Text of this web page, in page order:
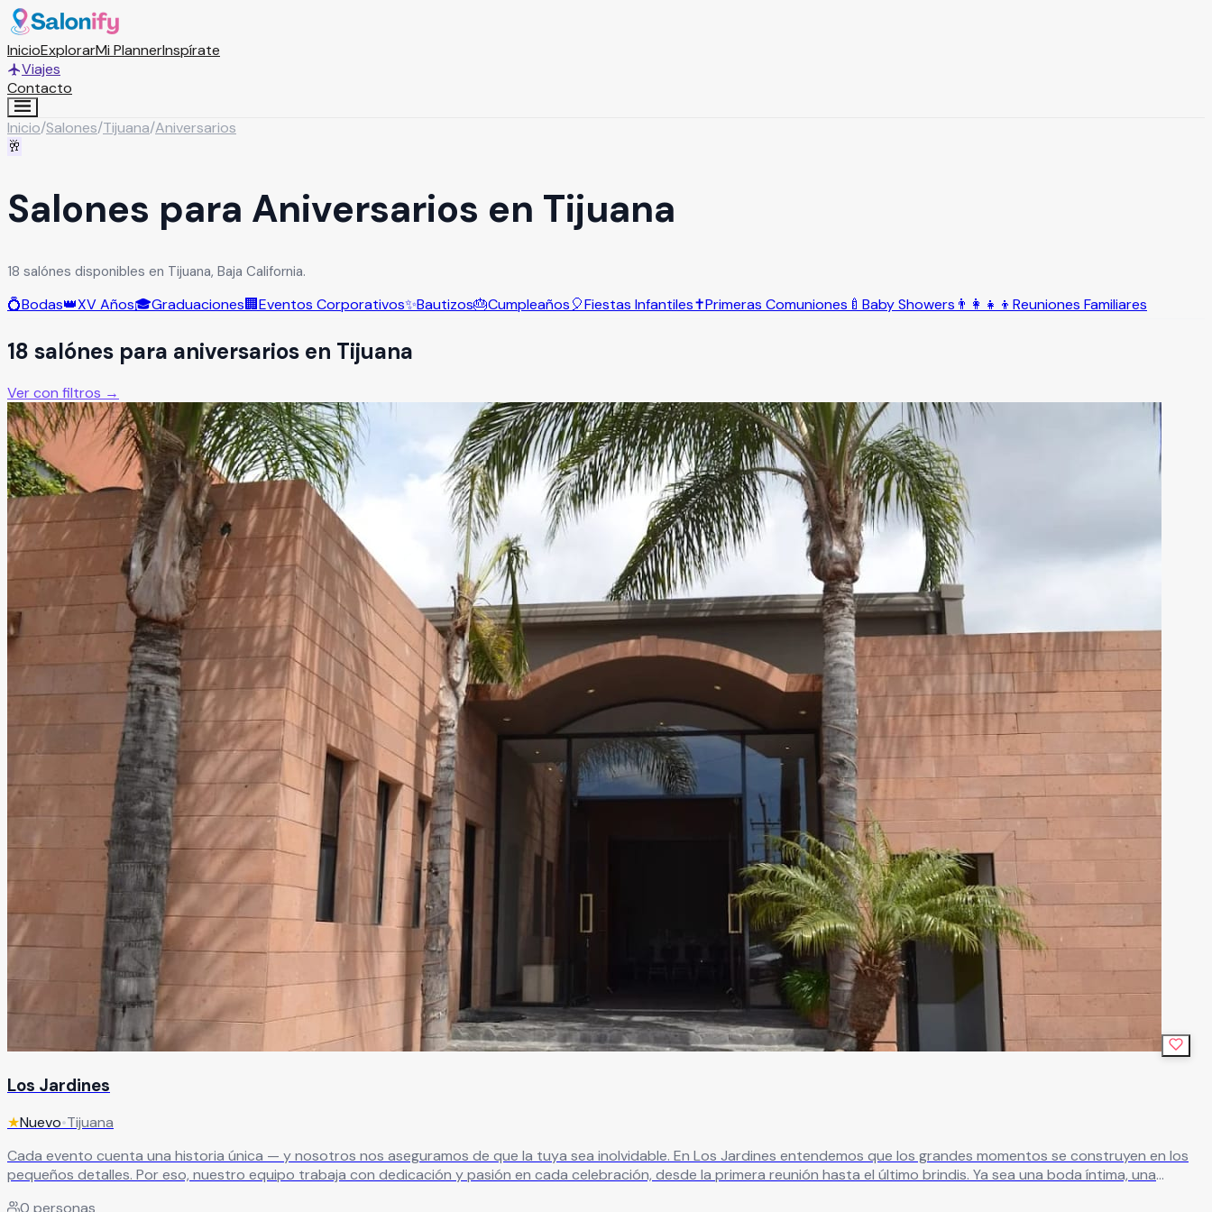
InicioExplorarMi PlannerInspírate
Viajes
Contacto
Inicio/Salones/Tijuana/Aniversarios
🥂
Salones para Aniversarios en Tijuana
18 salónes disponibles en Tijuana, Baja California.
💍Bodas👑XV Años🎓Graduaciones🏢Eventos Corporativos✨Bautizos🎂Cumpleaños🎈Fiestas Infantiles✝️Primeras Comuniones 🍼 Baby Showers 👨‍👩‍👧‍👦 Reuniones Familiares
18 salónes para aniversarios en Tijuana
Ver con filtros →
Los Jardines
★Nuevo•Tijuana
Cada evento cuenta una historia única — y nosotros nos aseguramos de que la tuya sea inolvidable. En Los Jardines entendemos que los grandes momentos se construyen en los
pequeños detalles. Por eso, nuestro equipo trabaja con dedicación y pasión en cada celebración, desde la primera reunión hasta el último brindis. Ya sea una boda íntima, una